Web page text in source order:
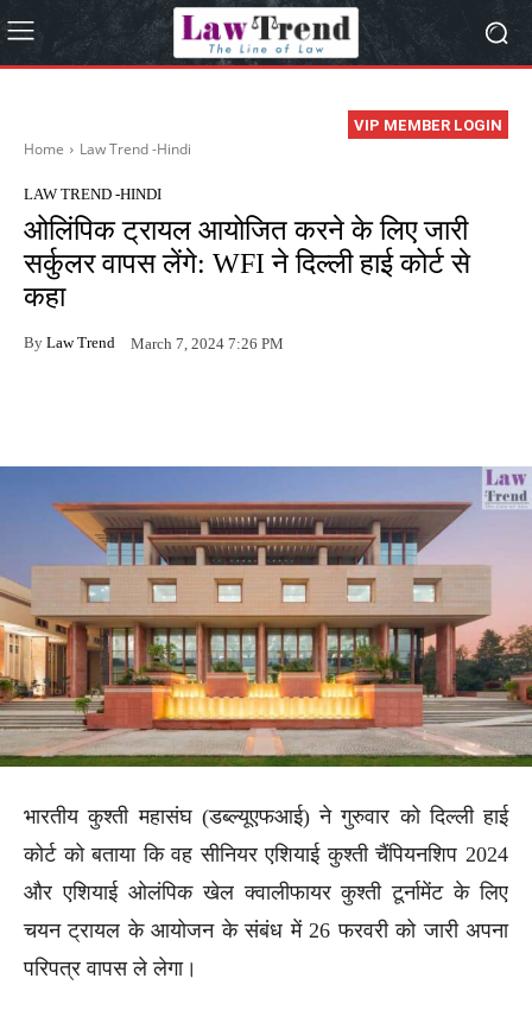
VIP MEMBER LOGIN
Home Law Trend -Hindi
LAW TREND -HINDI
ओलिंपिक ट्रायल आयोजित करने के लिए जारी
सर्कुलर वापस लेंगे: WFI ने दिल्ली हाई कोर्ट से
कहा
By Law Trend March 7, 2024 7:26 PM
भारतीय कुश्ती महासंघ (डब्ल्यूएफआई) ने गुरुवार को दिल्ली हाई
कोर्ट को बताया कि वह सीनियर एशियाई कुश्ती चैंपियनशिप 2024
और एशियाई ओलंपिक खेल क्वालीफायर कुश्ती टूर्नामेंट के लिए
चयन ट्रायल के आयोजन के संबंध में 26 फरवरी को जारी अपना
परिपत्र वापस ले लेगा।